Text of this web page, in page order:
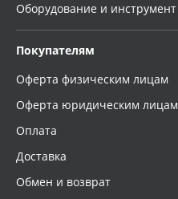
Оборудование и инструмент
Покупателям
Оферта физическим лицам
Оферта юридическим лицам
Оплата
Доставка
Обмен и возврат